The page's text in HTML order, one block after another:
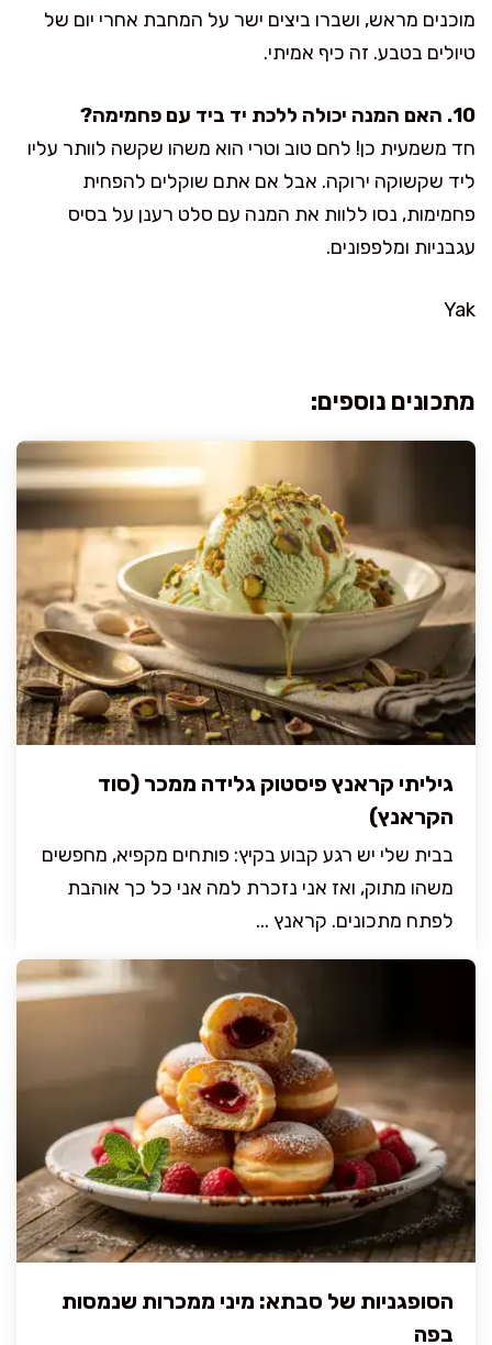
מוכנים מראש, ושברו ביצים ישר על המחבת אחרי יום של
טיולים בטבע. זה כיף אמיתי.
10. האם המנה יכולה ללכת יד ביד עם פחמימה?
חד משמעית כן! לחם טוב וטרי הוא משהו שקשה לוותר עליו
ליד שקשוקה ירוקה. אבל אם אתם שוקלים להפחית
פחמימות, נסו ללוות את המנה עם סלט רענן על בסיס
עגבניות ומלפפונים.
Yak
מתכונים נוספים:
גיליתי קראנץ פיסטוק גלידה ממכר (סוד
הקראנץ)
בבית שלי יש רגע קבוע בקיץ: פותחים מקפיא, מחפשים
משהו מתוק, ואז אני נזכרת למה אני כל כך אוהבת
לפתח מתכונים. קראנץ ...
הסופגניות של סבתא: מיני ממכרות שנמסות
בפה